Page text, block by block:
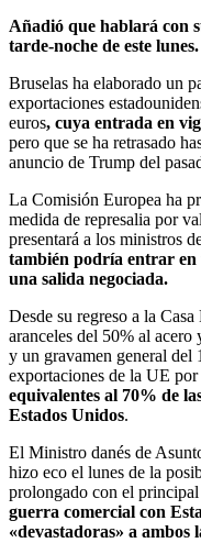
Añadió que hablará con
tarde-noche de este lunes.
Bruselas ha elaborado un
exportaciones
euros, cuya entrada en
pero que se ha retrasado
anuncio de Trump del
La Comisión Europea ha
medida de represalia por
presentará a los ministros
también podría entrar en
una salida negociada.
Desde su regreso a la
aranceles del 50% al
y un gravamen general del
exportaciones de la UE
equivalentes al 70% de
Estados Unidos.
El Ministro danés de
hizo eco el lunes de la
prolongado con el
guerra comercial con
«devastadoras» a ambos